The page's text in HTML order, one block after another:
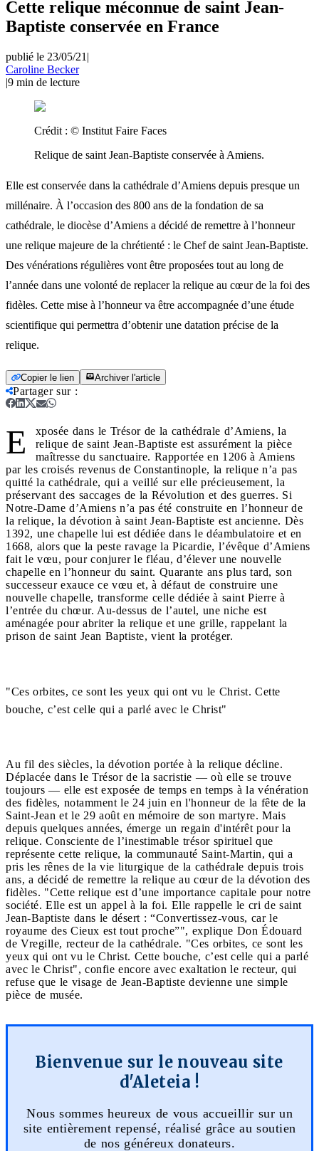
Cette relique méconnue de saint Jean-
Baptiste conservée en France
publié le 23/05/21 |
Caroline Becker
|9 min de lecture
Crédit : © Institut Faire Faces
Relique de saint Jean-Baptiste conservée à Amiens.
Elle est conservée dans la cathédrale d’Amiens depuis presque un
millénaire. À l’occasion des 800 ans de la fondation de sa
cathédrale, le diocèse d’Amiens a décidé de remettre à l’honneur
une relique majeure de la chrétienté : le Chef de saint Jean-Baptiste.
Des vénérations régulières vont être proposées tout au long de
l’année dans une volonté de replacer la relique au cœur de la foi des
fidèles. Cette mise à l’honneur va être accompagnée d’une étude
scientifique qui permettra d’obtenir une datation précise de la
relique.
Copier le lien Archiver l'article
Partager sur:
E
xposée dans le Trésor de la cathédrale d’Amiens, la
relique de saint Jean-Baptiste est assurément la pièce
maîtresse du sanctuaire. Rapportée en 1206 à Amiens
par les croisés revenus de Constantinople, la relique n’a pas
quitté la cathédrale, qui a veillé sur elle précieusement, la
préservant des saccages de la Révolution et des guerres. Si
Notre-Dame d’Amiens n’a pas été construite en l’honneur de
la relique, la dévotion à saint Jean-Baptiste est ancienne. Dès
1392, une chapelle lui est dédiée dans le déambulatoire et en
1668, alors que la peste ravage la Picardie, l’évêque d’Amiens
fait le vœu, pour conjurer le fléau, d’élever une nouvelle
chapelle en l’honneur du saint. Quarante ans plus tard, son
successeur exauce ce vœu et, à défaut de construire une
nouvelle chapelle, transforme celle dédiée à saint Pierre à
l’entrée du chœur. Au-dessus de l’autel, une niche est
aménagée pour abriter la relique et une grille, rappelant la
prison de saint Jean Baptiste, vient la protéger.
"Ces orbites, ce sont les yeux qui ont vu le Christ. Cette
bouche, c’est celle qui a parlé avec le Christ"
Au fil des siècles, la dévotion portée à la relique décline.
Déplacée dans le Trésor de la sacristie — où elle se trouve
toujours — elle est exposée de temps en temps à la vénération
des fidèles, notamment le 24 juin en l'honneur de la fête de la
Saint-Jean et le 29 août en mémoire de son martyre. Mais
depuis quelques années, émerge un regain d'intérêt pour la
relique. Consciente de l’inestimable trésor spirituel que
représente cette relique, la communauté Saint-Martin, qui a
pris les rênes de la vie liturgique de la cathédrale depuis trois
ans, a décidé de remettre la relique au cœur de la dévotion des
fidèles. "Cette relique est d’une importance capitale pour notre
société. Elle est un appel à la foi. Elle rappelle le cri de saint
Jean-Baptiste dans le désert : “Convertissez-vous, car le
royaume des Cieux est tout proche”", explique Don Édouard
de Vregille, recteur de la cathédrale. "Ces orbites, ce sont les
yeux qui ont vu le Christ. Cette bouche, c’est celle qui a parlé
avec le Christ", confie encore avec exaltation le recteur, qui
refuse que le visage de Jean-Baptiste devienne une simple
pièce de musée.
Bienvenue sur le nouveau site
d'Aleteia !
Nous sommes heureux de vous accueillir sur un
site entièrement repensé, réalisé grâce au soutien
de nos généreux donateurs.